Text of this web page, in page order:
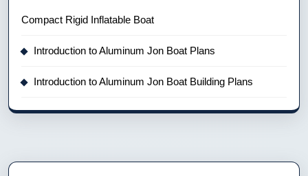
Compact Rigid Inflatable Boat
Introduction to Aluminum Jon Boat Plans
Introduction to Aluminum Jon Boat Building Plans